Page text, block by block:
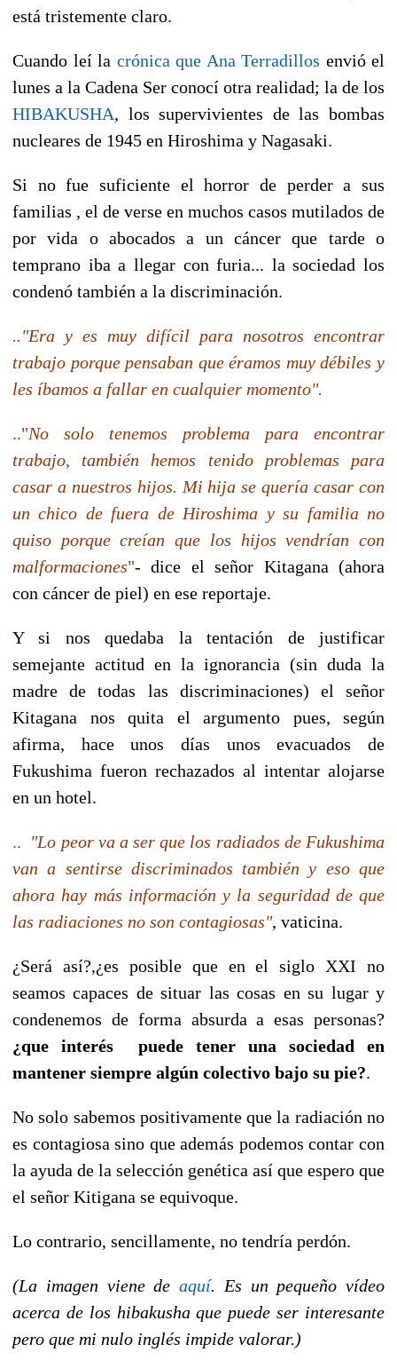
está tristemente claro.
Cuando leí la crónica que Ana Terradillos envió el
lunes a la Cadena Ser conocí otra realidad; la de los
HIBAKUSHA, los supervivientes de las bombas
nucleares de 1945 en Hiroshima y Nagasaki.
Si no fue suficiente el horror de perder a sus
familias , el de verse en muchos casos mutilados de
por vida o abocados a un cáncer que tarde o
temprano iba a llegar con furia... la sociedad los
condenó también a la discriminación.
.."Era y es muy difícil para nosotros encontrar
trabajo porque pensaban que éramos muy débiles y
les íbamos a fallar en cualquier momento".
.."No solo tenemos problema para encontrar
trabajo, también hemos tenido problemas para
casar a nuestros hijos. Mi hija se quería casar con
un chico de fuera de Hiroshima y su familia no
quiso porque creían que los hijos vendrían con
malformaciones"- dice el señor Kitagana (ahora
con cáncer de piel) en ese reportaje.
Y si nos quedaba la tentación de justificar
semejante actitud en la ignorancia (sin duda la
madre de todas las discriminaciones) el señor
Kitagana nos quita el argumento pues, según
afirma, hace unos días unos evacuados de
Fukushima fueron rechazados al intentar alojarse
en un hotel.
.. "Lo peor va a ser que los radiados de Fukushima
van a sentirse discriminados también y eso que
ahora hay más información y la seguridad de que
las radiaciones no son contagiosas", vaticina.
¿Será así?,¿es posible que en el siglo XXI no
seamos capaces de situar las cosas en su lugar y
condenemos de forma absurda a esas personas?
¿que interés puede tener una sociedad en
mantener siempre algún colectivo bajo su pie?.
No solo sabemos positivamente que la radiación no
es contagiosa sino que además podemos contar con
la ayuda de la selección genética así que espero que
el señor Kitigana se equivoque.
Lo contrario, sencillamente, no tendría perdón.
(La imagen viene de aquí. Es un pequeño vídeo
acerca de los hibakusha que puede ser interesante
pero que mi nulo inglés impide valorar.)